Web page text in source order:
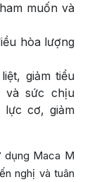
muốn và
hòa lượng
giảm tiểu
và sức chịu
lực cơ, giảm
dụng Maca M
nghị và tuân